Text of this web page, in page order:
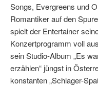
Songs, Evergreens und
Romantiker auf den
spielt der Entertainer
Konzertprogramm voll
sein Studio-Album „Es
erzählen“ jüngst in
konstanten „Schlager-